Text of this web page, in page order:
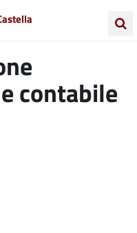
Quattro Castella
contabile